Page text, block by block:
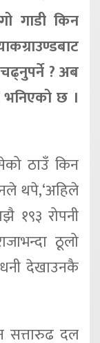
गाडी किन
? अब
भनिएको छ ।
ठाउँ किन
थपे,‘अहिले
१९३ रोपनी
ठूलो
देखाउनकै
सत्तारुढ दल